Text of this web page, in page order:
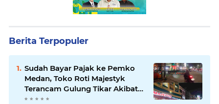
Berita Terpopuler
Sudah Bayar Pajak ke Pemko
Medan, Toko Roti Majestyk
Terancam Gulung Tikar Akibat
Akses Jalan Ditutup Pedagang